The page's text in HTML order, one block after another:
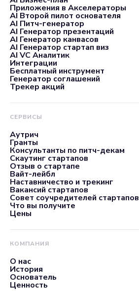
Приложения в Акселераторы
AI Второй пилот основателя
AI Питч-генератор
AI Генератор презентаций
AI Генератор канвасов
AI Генератор стартап виз
AI VC Аналитик
Интеграции
Бесплатный инструмент
Генератор соглашений
Трекер акций
СЕРВИСЫ
Аутрич
Гранты
Консультанты по питч-декам
Скаутинг стартапов
Отзыв о стартапе
Вайт-лейбл
Наставничество и трекинг
Вакансий стартапов
Совет соучредителей стартапов
Что вы получите
Цены
КОМПАНИЯ
О нас
История
Основатель
Ценность